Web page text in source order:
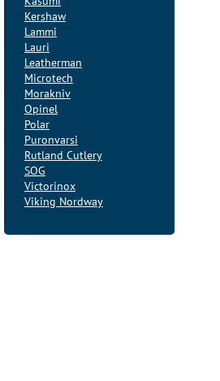
Kershaw
Lammi
Lauri
Leatherman
Microtech
Morakniv
Opinel
Polar
Puronvarsi
Rutland Cutlery
SOG
Victorinox
Viking Nordway